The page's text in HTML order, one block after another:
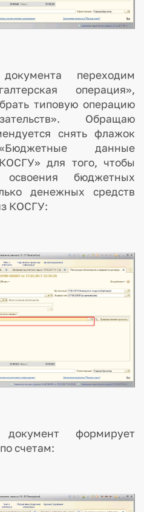
переходим
операция»,
типовую операцию
Обращаю
снять флажок
данные
для того, чтобы
бюджетных
денежных средств
КОСГУ:
формирует
счетам: